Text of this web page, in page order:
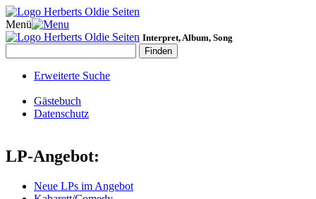
Menü
Interpret, Album, Song
Erweiterte Suche
Gästebuch
Datenschutz
LP-Angebot:
Neue LPs im Angebot